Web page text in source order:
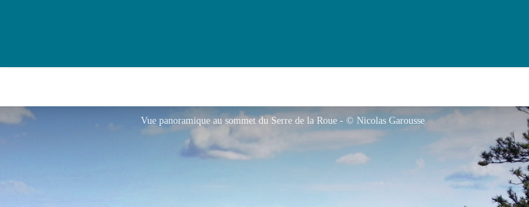
Vue panoramique au sommet du Serre de la Roue - © Nicolas Garousse